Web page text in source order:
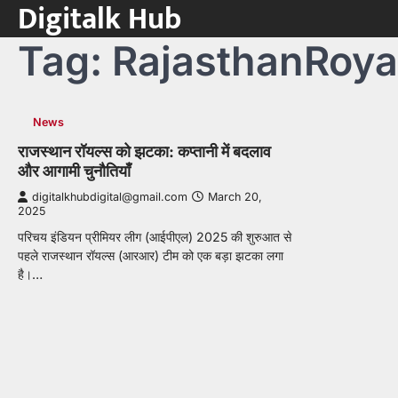
Skip
content
Digitalk Hub
Tag:
News
राजस्थान रॉयल्स को झटका: कप्तानी में बदलाव
और आगामी चुनौतियाँ
digitalkhubdigital@gmail.com
March 20,
2025
परिचय इंडियन प्रीमियर लीग (आईपीएल) 2025 की शुरुआत से
पहले राजस्थान रॉयल्स (आरआर) टीम को एक बड़ा झटका लगा
है।…